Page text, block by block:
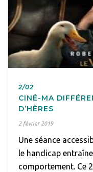
2/02
CINÉ-MA
D’HÈRES
2 février 2019
Une séance
le handicap
comportement. Ce